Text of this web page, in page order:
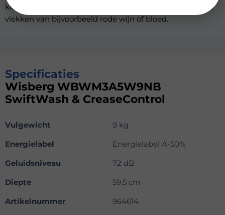
kies je voor de anti-vlekkenfunctie. Hiermee verwijder je
vlekken van bijvoorbeeld rode wijn of bloed.
Specificaties
Wisberg WBWM3A5W9NB
SwiftWash & CreaseControl
Vulgewicht
9 kg
Energielabel
Energielabel A-50%
Geluidsniveau
72 dB
Diepte
59,5 cm
Artikelnummer
964614